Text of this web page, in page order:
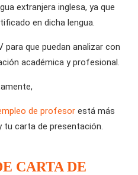
extranjera inglesa, ya que
en dicha lengua.
para que puedan analizar con
académica y profesional.
de profesor está más
tu carta de presentación.
CARTA DE